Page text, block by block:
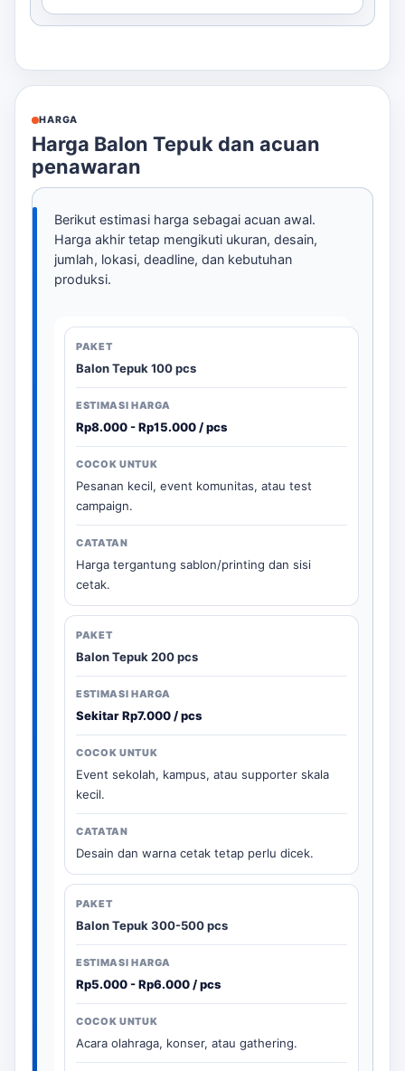
HARGA
Harga Balon Tepuk dan acuan
penawaran
Berikut estimasi harga sebagai acuan awal.
Harga akhir tetap mengikuti ukuran, desain,
jumlah, lokasi, deadline, dan kebutuhan
produksi.
Balon Tepuk 100 pcs
Rp8.000 - Rp15.000 / pcs
Pesanan kecil, event komunitas, atau test
campaign.
Harga tergantung sablon/printing dan sisi
cetak.
Balon Tepuk 200 pcs
Sekitar Rp7.000 / pcs
Event sekolah, kampus, atau supporter skala
kecil.
Desain dan warna cetak tetap perlu dicek.
Balon Tepuk 300-500 pcs
Rp5.000 - Rp6.000 / pcs
Acara olahraga, konser, atau gathering.